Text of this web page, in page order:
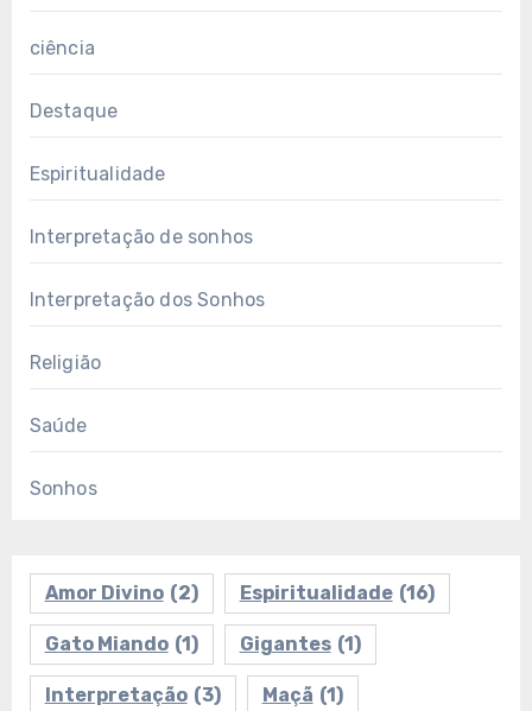
ciência
Destaque
Espiritualidade
Interpretação de sonhos
Interpretação dos Sonhos
Religião
Saúde
Sonhos
Amor Divino (2) Espiritualidade (16)
Gato Miando (1) Gigantes (1)
Interpretação (3) Maçã (1)